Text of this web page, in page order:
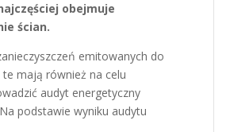
obejmuje
ścian.
emitowanych do
mają również na celu
audyt energetyczny
podstawie wyniku audytu